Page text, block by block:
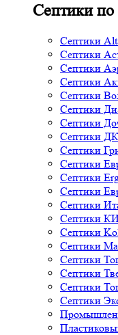
Септики по
Септики
Септики
Септики
Септики
Септики
Септики
Септики
Септики
Септики
Септики
Септики
Септики
Септики
Септики
Септики
Септики
Септики
Септики
Септики
Септики